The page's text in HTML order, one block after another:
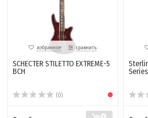
избранное сравнить
SCHECTER STILETTO EXTREME-5
BCH
(0)